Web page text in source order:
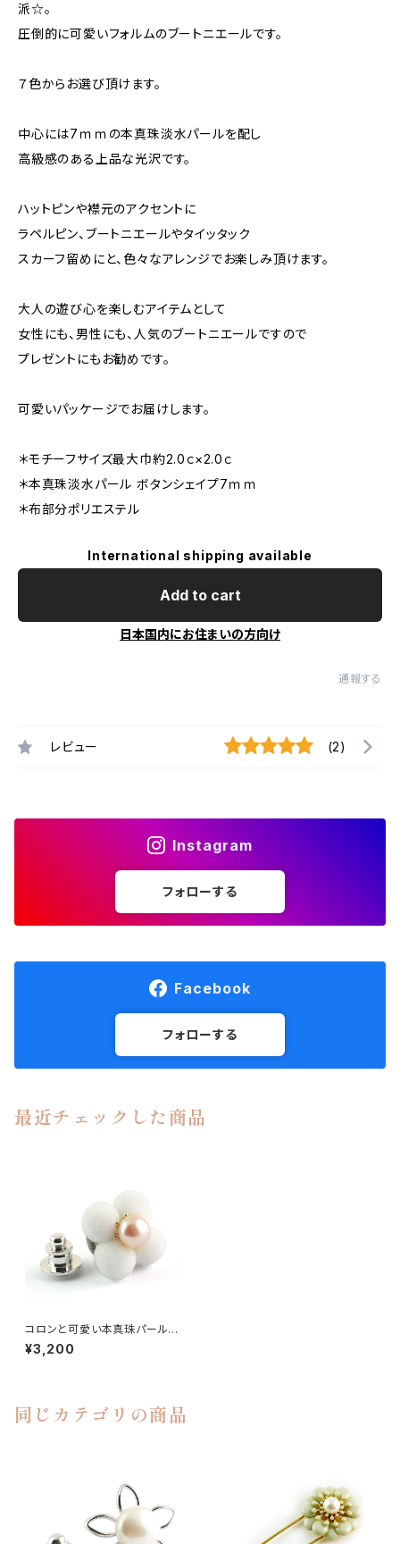
派☆。
圧倒的に可愛いフォルムのブートニエールです。
７色からお選び頂けます。
中心には7ｍｍの本真珠淡水パールを配し
高級感のある上品な光沢です。
ハットピンや襟元のアクセントに
ラペルピン、ブートニエールやタイッタック
スカーフ留めにと、色々なアレンジでお楽しみ頂けます。
大人の遊び心を楽しむアイテムとして
女性にも、男性にも、人気のブートニエールですので
プレゼントにもお勧めです。
可愛いパッケージでお届けします。
＊モチーフサイズ最大巾約2.0ｃ×2.0ｃ
＊本真珠淡水パール ボタンシェイプ7ｍｍ
＊布部分ポリエステル
International shipping available
Add to cart
日本国内にお住まいの方向け
通報する
レビュー (2)
Instagram
フォローする
Facebook
フォローする
最近チェックした商品
コロンと可愛い本真珠パールの
ブートニエール ピンブローチ ラ
ペルピン タイタック swb-19 ホ
¥3,200
同じカテゴリの商品